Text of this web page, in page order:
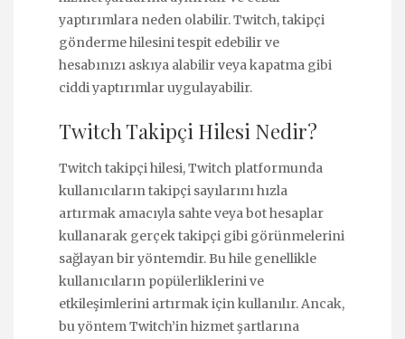
yaptırımlara neden olabilir. Twitch, takipçi
gönderme hilesini tespit edebilir ve
hesabınızı askıya alabilir veya kapatma gibi
ciddi yaptırımlar uygulayabilir.
Twitch Takipçi Hilesi Nedir?
Twitch takipçi hilesi, Twitch platformunda
kullanıcıların takipçi sayılarını hızla
artırmak amacıyla sahte veya bot hesaplar
kullanarak gerçek takipçi gibi görünmelerini
sağlayan bir yöntemdir. Bu hile genellikle
kullanıcıların popülerliklerini ve
etkileşimlerini artırmak için kullanılır. Ancak,
bu yöntem Twitch’in hizmet şartlarına